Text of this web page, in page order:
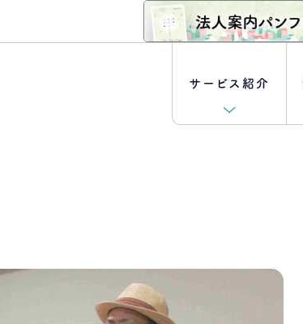
サービス紹介
介護付き有料老人ホーム
- 坂の上ガーデン幸
坂の上訪問リハビリテーション曳馬野
ボランティア募集
介護士編